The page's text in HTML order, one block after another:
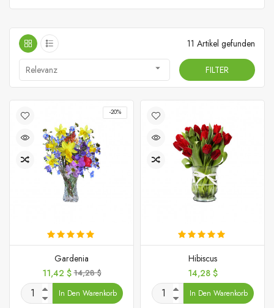
11 Artikel gefunden
Relevanz  FILTER
-20%
Gardenia
Preis
11,42 $Verkaufspreis
14,28 $
In Den Warenkorb
Hibiscus
Preis
14,28 $
In Den Warenkorb